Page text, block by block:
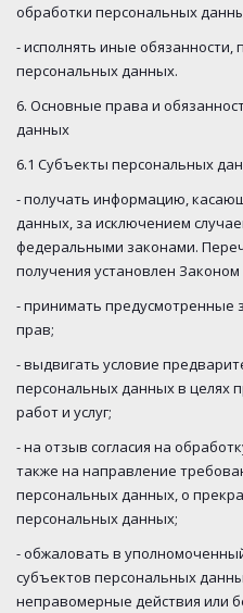
обработки персональных
- исполнять иные
персональных данных.
6. Основные права и
данных
6.1 Субъекты персональных
- получать информацию,
данных, за исключением
федеральными законами.
получения установлен
- принимать предусмотренные
прав;
- выдвигать условие
персональных данных в целях
работ и услуг;
- на отзыв согласия на
также на направление
персональных данных, о
персональных данных;
- обжаловать в
субъектов персональных
неправомерные действия или